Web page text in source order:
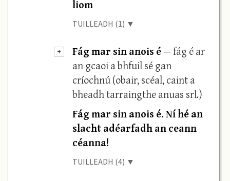
liom
TUILLEADH (1) ▼
+ Fág mar sin anois é— fág é ar
an gcaoi a bhfuil sé gan
críochnú (obair, scéal, caint a
bheadh tarraingthe anuas srl.)
Fág mar sin anois é. Ní hé an
slacht adéarfadh an ceann
céanna!
TUILLEADH (4) ▼